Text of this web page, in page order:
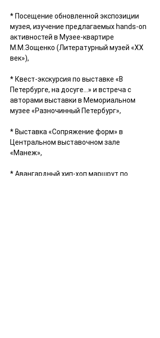
* Посещение обновленной экспозиции
музея, изучение предлагаемых hands-on
активностей в Музее-квартире
М.М.Зощенко (Литературный музей «ХХ
век»),
* Квест-экскурсия по выставке «В
Петербурге, на досуге...» и встреча с
авторами выставки в Мемориальном
музее «Разночинный Петербург»,
* Выставка «Сопряжение форм» в
Центральном выставочном зале
«Манеж»,
* Авангардный хип-хоп маршрут по